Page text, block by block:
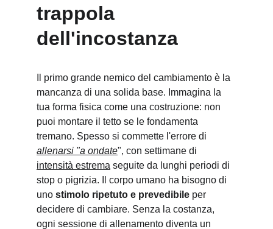
trappola
dell'incostanza
Il primo grande nemico del cambiamento è la
mancanza di una solida base. Immagina la
tua forma fisica come una costruzione: non
puoi montare il tetto se le fondamenta
tremano. Spesso si commette l'errore di
allenarsi "a ondate", con settimane di
intensità estrema seguite da lunghi periodi di
stop o pigrizia. Il corpo umano ha bisogno di
uno stimolo ripetuto e prevedibile per
decidere di cambiare. Senza la costanza,
ogni sessione di allenamento diventa un